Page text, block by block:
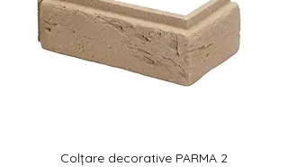
Colțare decorative PARMA 2